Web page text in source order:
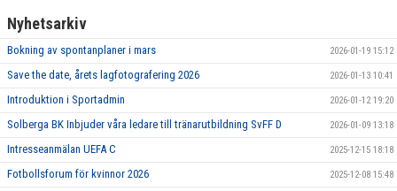
Nyhetsarkiv
Bokning av spontanplaner i mars 2026-01-19 15:12
Save the date, årets lagfotografering 2026 2026-01-13 10:41
Introduktion i Sportadmin 2026-01-12 19:20
Solberga BK Inbjuder våra ledare till tränarutbildning SvFF D 2026-01-09 13:18
Intresseanmälan UEFA C 2025-12-15 18:18
Fotbollsforum för kvinnor 2026 2025-12-08 15:48